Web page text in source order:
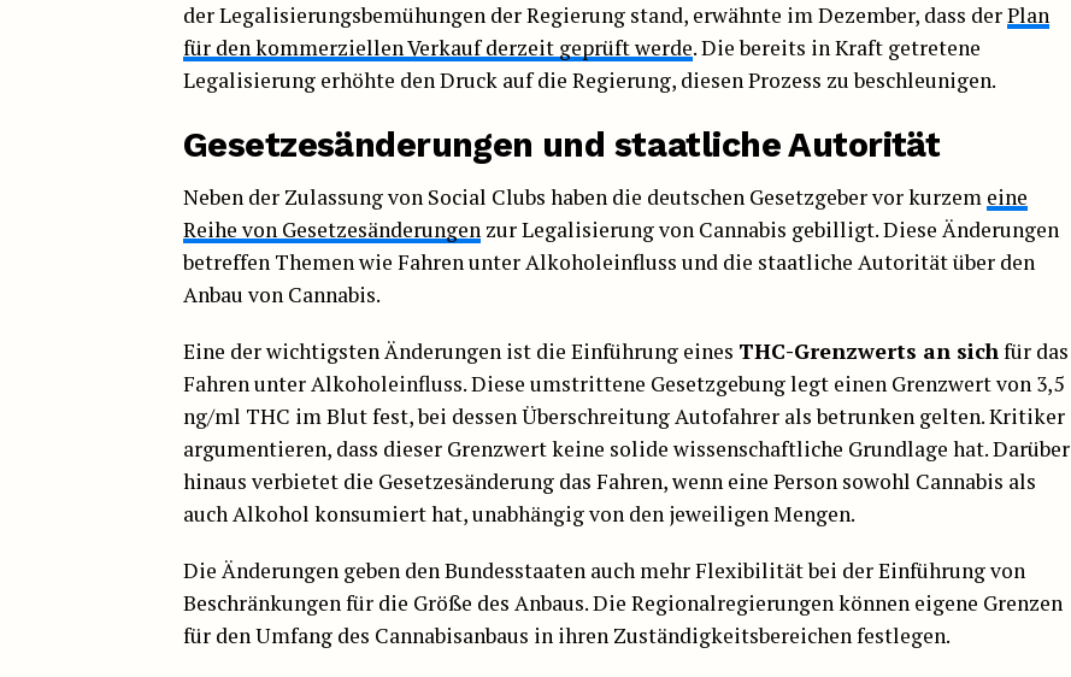
der Legalisierungsbemühungen der Regierung stand, erwähnte im Dezember, dass derPlan
für den kommerziellen Verkauf derzeit geprüft werde. Die bereits in Kraft getretene
Legalisierung erhöhte den Druck auf die Regierung, diesen Prozess zu beschleunigen.
Gesetzesänderungen und staatliche Autorität
Neben der Zulassung von Social Clubs haben die deutschen Gesetzgeber vor kurzem eine
Reihe von Gesetzesänderungen zur Legalisierung von Cannabis gebilligt. Diese Änderungen
betreffen Themen wie Fahren unter Alkoholeinfluss und die staatliche Autorität über den
Anbau von Cannabis.
Eine der wichtigsten Änderungen ist die Einführung eines THC-Grenzwerts an sich für das
Fahren unter Alkoholeinfluss. Diese umstrittene Gesetzgebung legt einen Grenzwert von 3,5
ng/ml THC im Blut fest, bei dessen Überschreitung Autofahrer als betrunken gelten. Kritiker
argumentieren, dass dieser Grenzwert keine solide wissenschaftliche Grundlage hat. Darüber
hinaus verbietet die Gesetzesänderung das Fahren, wenn eine Person sowohl Cannabis als
auch Alkohol konsumiert hat, unabhängig von den jeweiligen Mengen.
Die Änderungen geben den Bundesstaaten auch mehr Flexibilität bei der Einführung von
Beschränkungen für die Größe des Anbaus. Die Regionalregierungen können eigene Grenzen
für den Umfang des Cannabisanbaus in ihren Zuständigkeitsbereichen festlegen.